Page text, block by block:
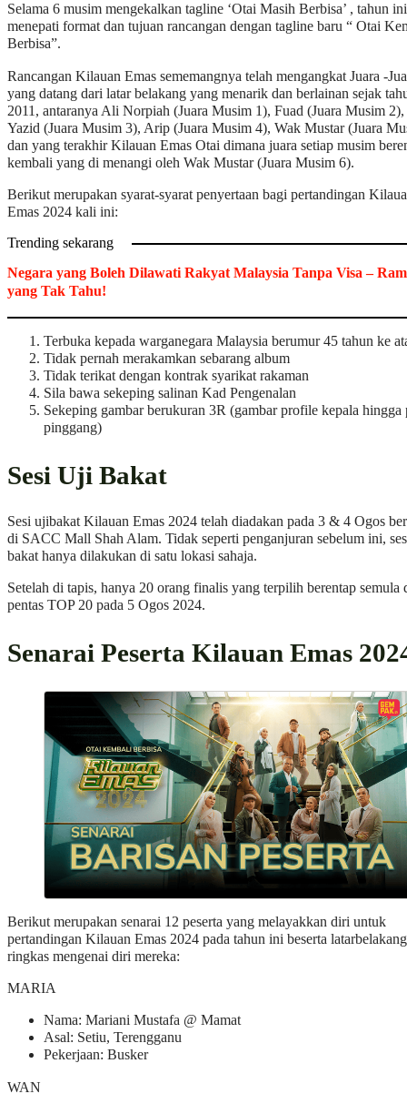
Selama 6 musim mengekalkan tagline ‘Otai Masih Berbisa’ , tahun
menepati format dan tujuan rancangan dengan tagline baru “ Otai
Berbisa”.
Rancangan Kilauan Emas sememangnya telah mengangkat Juara -
yang datang dari latar belakang yang menarik dan berlainan sejak
2011, antaranya Ali Norpiah (Juara Musim 1), Fuad (Juara Musim
Yazid (Juara Musim 3), Arip (Juara Musim 4), Wak Mustar (Juara
dan yang terakhir Kilauan Emas Otai dimana juara setiap musim
kembali yang di menangi oleh Wak Mustar (Juara Musim 6).
Berikut merupakan syarat-syarat penyertaan bagi pertandingan
Emas 2024 kali ini:
Trending sekarang
Negara yang Boleh Dilawati Rakyat Malaysia Tanpa Visa –
yang Tak Tahu!
Terbuka kepada warganegara Malaysia berumur 45 tahun ke
Tidak pernah merakamkan sebarang album
Tidak terikat dengan kontrak syarikat rakaman
Sila bawa sekeping salinan Kad Pengenalan
Sekeping gambar berukuran 3R (gambar profile kepala hingga
pinggang)
Sesi Uji Bakat
Sesi ujibakat Kilauan Emas 2024 telah diadakan pada 3 & 4 Ogos
di SACC Mall Shah Alam. Tidak seperti penganjuran sebelum ini,
bakat hanya dilakukan di satu lokasi sahaja.
Setelah di tapis, hanya 20 orang finalis yang terpilih berentap semula
pentas TOP 20 pada 5 Ogos 2024.
Senarai Peserta Kilauan Emas
Berikut merupakan senarai 12 peserta yang melayakkan diri untuk
pertandingan Kilauan Emas 2024 pada tahun ini beserta latarbelakang
ringkas mengenai diri mereka:
MARIA
Nama: Mariani Mustafa @ Mamat
Asal: Setiu, Terengganu
Pekerjaan: Busker
WAN